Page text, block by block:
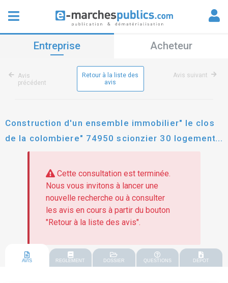
Entreprise Acheteur
Avis
précédent
Retour à la liste des
avis
Avis suivant
Construction d'un ensemble immobilier" le clos
de la colombiere" 74950 scionzier 30 logements
(24 lls et 6 brs) lot 42a 42c 42d
Cette consultation est terminée.
Nous vous invitons à lancer une
nouvelle recherche ou à consulter
les avis en cours à partir du bouton
"Retour à la liste des avis".
AVIS REGLEMENT DOSSIER QUESTIONS DEPOT